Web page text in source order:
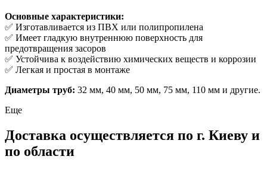
Основные характеристики:
✅ Изготавливается из ПВХ или полипропилена
✅ Имеет гладкую внутреннюю поверхность для
предотвращения засоров
✅ Устойчива к воздействию химических веществ и коррозии
✅ Легкая и простая в монтаже
Диаметры труб: 32 мм, 40 мм, 50 мм, 75 мм, 110 мм и другие.
Еще
Доставка осуществляется по г. Киеву и
по области